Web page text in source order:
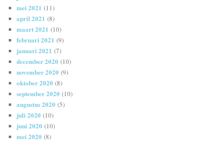
mei 2021 (11)
april 2021 (8)
maart 2021 (10)
februari 2021 (9)
januari 2021 (7)
december 2020 (10)
november 2020 (9)
oktober 2020 (8)
september 2020 (10)
augustus 2020 (5)
juli 2020 (10)
juni 2020 (10)
mei 2020 (8)